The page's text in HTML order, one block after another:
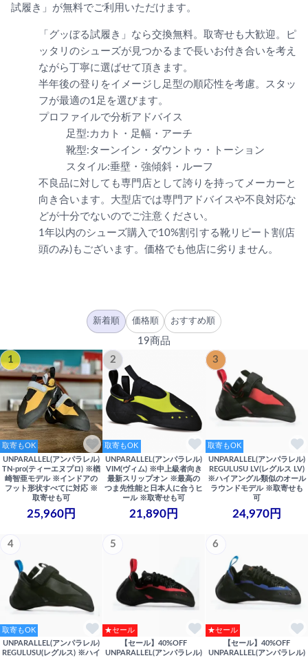
試履き」が無料でご利用いただけます。
「グッぼる試履き」なら交換無料。取寄せも大歓迎。ピ
ッタリのシューズが見つかるまで長いお付き合いを考え
ながら丁寧に選ばせて頂きます。
半年後の登りをイメージし足型の順応性を考慮。スタッ
フが最適の1足を選びます。
プロファイルで分析アドバイス
足型:カカト・足幅・アーチ
靴型:ターンイン・ダウントゥ・トーション
スタイル:垂壁・強傾斜・ルーフ
不良品に対しても専門店として誇りを持ってメーカーと
向き合います。大型店では専門アドバイスや不良対応な
どが十分でないのでご注意ください。
1年以内のシューズ購入で10%割引する靴リピート割(店
頭のみ)もございます。価格でも他店に劣りません。
新着順 価格順 おすすめ順
19商品
1
取寄もOK
UNPARALLEL(アンパラレル)
TN-pro(ティーエヌプロ) ※楢
崎智亜モデル ※インドアの
フット形状すべてに対応 ※
取寄せも可
25,960円
2
取寄もOK
UNPARALLEL(アンパラレル)
VIM(ヴィム) ※中上級者向き
最新スリップオン ※最高の
つま先性能と日本人に合うヒ
ール ※取寄せも可
21,890円
3
取寄もOK
UNPARALLEL(アンパラレル)
REGULUSU LV(レグルス LV)
※ハイアングル類似のオール
ラウンドモデル ※取寄せも
可
24,970円
4
取寄もOK
UNPARALLEL(アンパラレル)
REGULUSU(レグルス) ※ハイ
5
★セール
【セール】40%OFF
UNPARALLEL(アンパラレル)
6
★セール
【セール】40%OFF
UNPARALLEL(アンパラレル)